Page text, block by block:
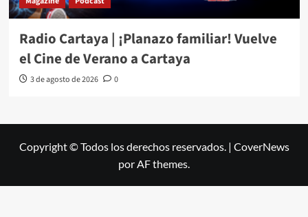
Radio Cartaya | ¡Planazo familiar! Vuelve
el Cine de Verano a Cartaya
3 de agosto de 2026 0
Copyright © Todos los derechos reservados. | CoverNews
por AF themes.